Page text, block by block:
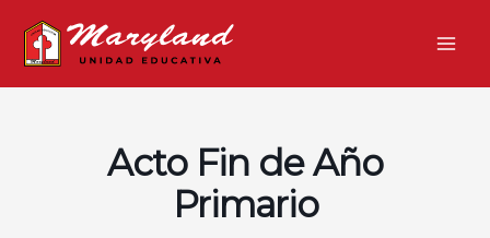
contenido
Acto Fin de Año
Primario